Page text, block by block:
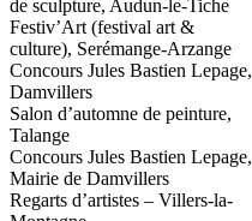
de sculpture, Audun-le-Tiche
Festiv’Art (festival art &
culture), Serémange-Arzange
Concours Jules Bastien Lepage,
Damvillers
Salon d’automne de peinture,
Talange
Concours Jules Bastien Lepage,
Mairie de Damvillers
Regarts d’artistes – Villers-la-